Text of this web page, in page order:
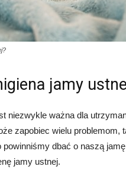
jamy
niezwykle ważna dla
zapobiec wielu problemom,
powinniśmy dbać o naszą
jamy ustnej.